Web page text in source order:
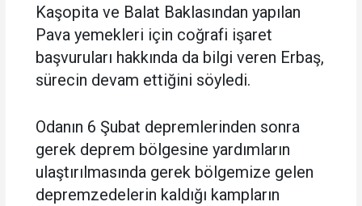
Kaşopita ve Balat Baklasından yapılan
Pava yemekleri için coğrafi işaret
başvuruları hakkında da bilgi veren Erbaş,
sürecin devam ettiğini söyledi.
Odanın 6 Şubat depremlerinden sonra
gerek deprem bölgesine yardımların
ulaştırılmasında gerek bölgemize gelen
depremzedelerin kaldığı kampların